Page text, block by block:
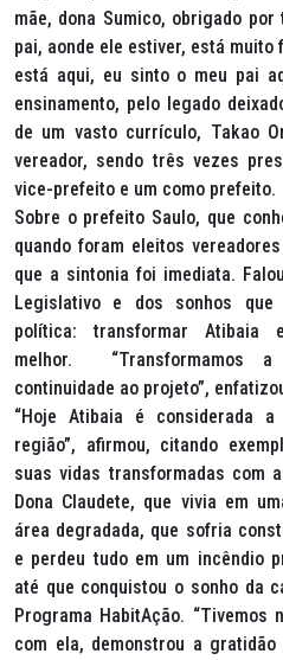
mãe, dona Sumico, obrigado
pai, aonde ele estiver, está muito
está aqui, eu sinto o meu pai
ensinamento, pelo legado
de um vasto currículo, Takao
vereador, sendo três vezes
vice-prefeito e um como prefeito.
Sobre o prefeito Saulo, que
quando foram eleitos
que a sintonia foi imediata.
Legislativo e dos sonhos
política: transformar Atibaia
melhor. “Transformamos
continuidade ao projeto”,
“Hoje Atibaia é considerada
região”, afirmou, citando
suas vidas transformadas com
Dona Claudete, que vivia em
área degradada, que sofria
e perdeu tudo em um incêndio
até que conquistou o sonho da
Programa HabitAção. “Tivemos
com ela, demonstrou a